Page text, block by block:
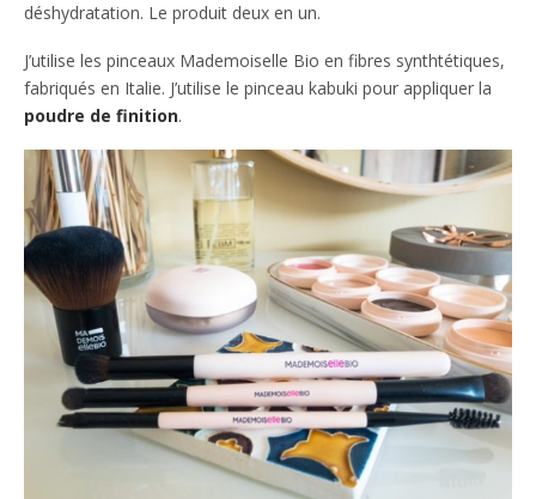
déshydratation. Le produit deux en un.
J’utilise les pinceaux Mademoiselle Bio en fibres synthtétiques,
fabriqués en Italie. J’utilise le pinceau kabuki pour appliquer la
poudre de finition.